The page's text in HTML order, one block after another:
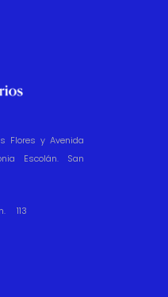
Flores y Avenida
Escolán. San
113